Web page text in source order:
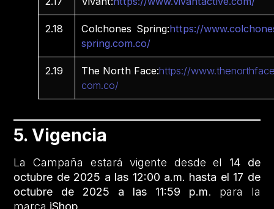
2.18 Colchones Spring:https://
spring.com.co/
2.19 The North Face:https://
com.co/
5. Vigencia
La Campaña estará vigente desde el
14 de
octubre de 2025 a las 12:00 a.m. hasta el 17 de
octubre de 2025 a las 11:59 p.m. para la
marca iShop